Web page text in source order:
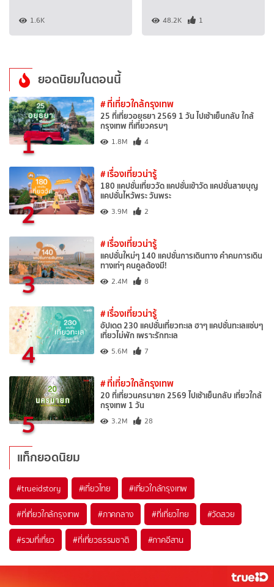
1.6K 48.2K 1
ยอดนิยมในตอนนี้
1
# ที่เที่ยวใกล้กรุงเทพ
25 ที่เที่ยวอยุธยา 2569 1 วัน ไปเช้าเย็นกลับ ใกล้
กรุงเทพ ที่เที่ยวครบๆ
1.8M 4
2
# เรื่องเที่ยวน่ารู้
180 แคปชั่นเที่ยววัด แคปชั่นเข้าวัด แคปชั่นสายบุญ
แคปชั่นไหว้พระ วันพระ
3.9M 2
3
# เรื่องเที่ยวน่ารู้
แคปชั่นใหม่ๆ 140 แคปชั่นการเดินทาง คำคมการเดิน
ทางเท่ๆ คนคูลต้องมี!
2.4M 8
4
# เรื่องเที่ยวน่ารู้
อัปเดต 230 แคปชั่นเที่ยวทะเล ฮาๆ แคปชั่นทะเลแซ่บๆ
เที่ยวไม่พัก เพราะรักทะเล
5.6M 7
5
# ที่เที่ยวใกล้กรุงเทพ
20 ที่เที่ยวนครนายก 2569 ไปเช้าเย็นกลับ เที่ยวใกล้
กรุงเทพ 1 วัน
3.2M 28
แท็กยอดนิยม
#trueidstory #เที่ยวไทย #เที่ยวใกล้กรุงเทพ
#ที่เที่ยวใกล้กรุงเทพ #ภาคกลาง #ที่เที่ยวไทย #วัดสวย
#รวมที่เที่ยว #ที่เที่ยวธรรมชาติ #ภาคอีสาน